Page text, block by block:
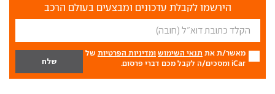
הירשמו לקבלת עדכונים ומבצעים בעולם הרכב
מאשר/ת את תנאי השימוש ומדיניות הפרטיות של
iCar ומסכים/ה לקבל מכם דברי פרסום.